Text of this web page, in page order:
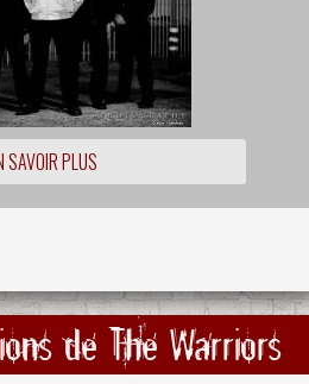
SAVOIR PLUS
de The Warriors